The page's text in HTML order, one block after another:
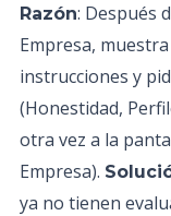
Razón: Después
Empresa,
instrucciones y
(Honestidad,
otra vez a la
Empresa).
ya no tienen